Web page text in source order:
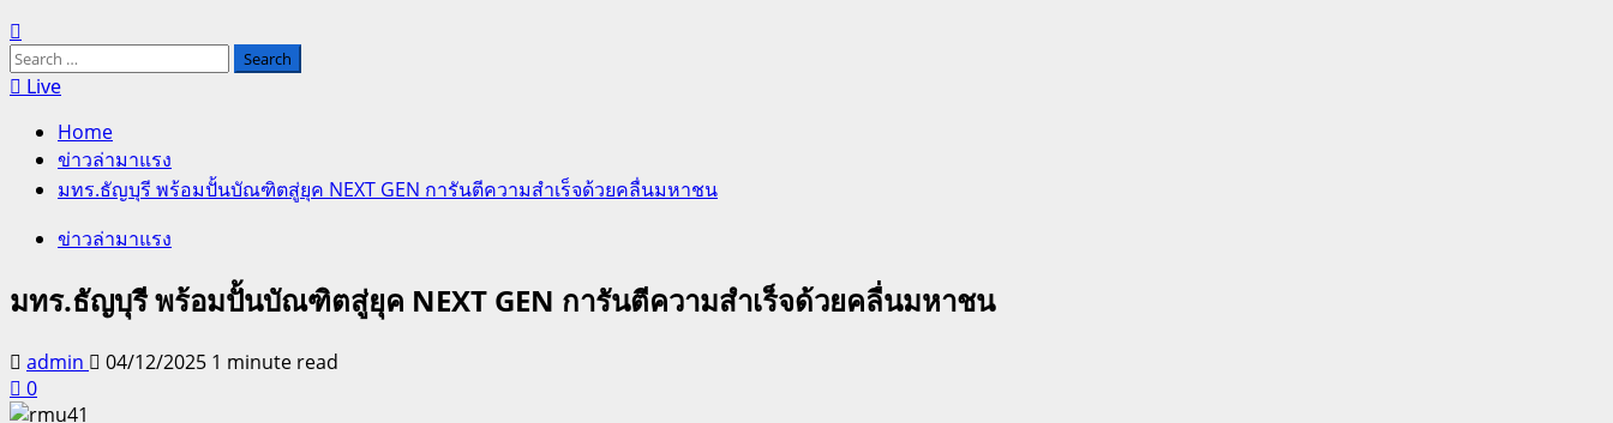
Search
for:Live
Home
ข่าวล่ามาแรง
มทร.ธัญบุรี พร้อมปั้นบัณฑิตสู่ยุค NEXT GEN การันตีความสำเร็จด้วยคลื่นมหาชน
ข่าวล่ามาแรง
มทร.ธัญบุรี พร้อมปั้นบัณฑิตสู่ยุค NEXT GEN การันตีความสำเร็จด้วยคลื่นมหาชน
admin 04/12/2025 1 minute read
0